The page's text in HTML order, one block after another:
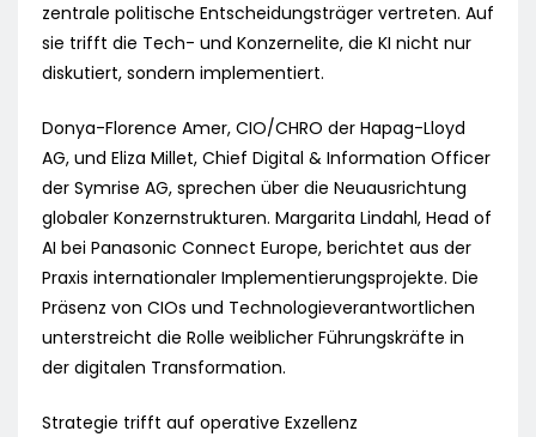
zentrale politische Entscheidungsträger vertreten. Auf
sie trifft die Tech- und Konzernelite, die KI nicht nur
diskutiert, sondern implementiert.
Donya-Florence Amer, CIO/CHRO der Hapag-Lloyd
AG, und Eliza Millet, Chief Digital & Information Officer
der Symrise AG, sprechen über die Neuausrichtung
globaler Konzernstrukturen. Margarita Lindahl, Head of
AI bei Panasonic Connect Europe, berichtet aus der
Praxis internationaler Implementierungsprojekte. Die
Präsenz von CIOs und Technologieverantwortlichen
unterstreicht die Rolle weiblicher Führungskräfte in
der digitalen Transformation.
Strategie trifft auf operative Exzellenz